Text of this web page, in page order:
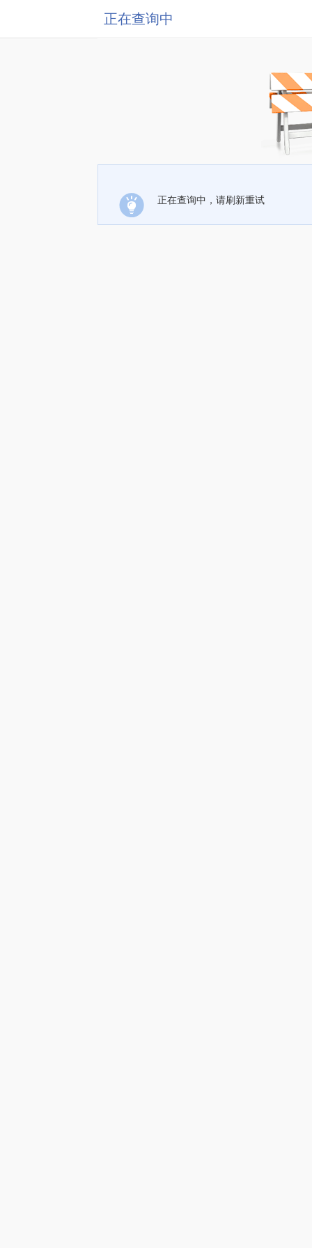
正在查询中
正在查询中，请刷新重试